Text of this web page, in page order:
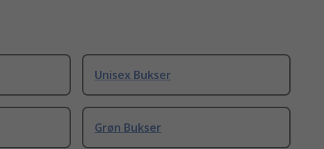
Unisex Bukser
Grøn Bukser